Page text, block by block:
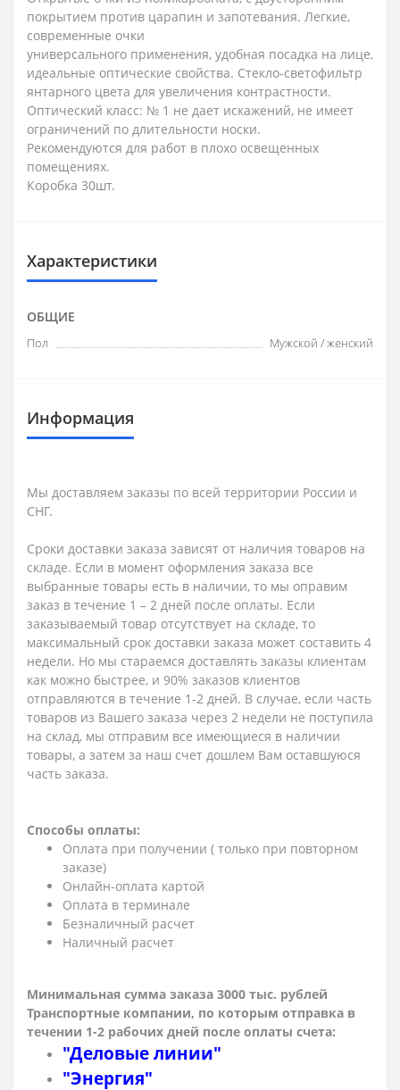
покрытием против царапин и запотевания. Легкие,
современные очки
универсального применения, удобная посадка на лице,
идеальные оптические свойства. Стекло-светофильтр
янтарного цвета для увеличения контрастности.
Оптический класс: № 1 не дает искажений, не имеет
ограничений по длительности носки.
Рекомендуются для работ в плохо освещенных
помещениях.
Коробка 30шт.
Характеристики
ОБЩИЕ
Пол Мужской / женский
Информация
Мы доставляем заказы по всей территории России и
СНГ.
Сроки доставки заказа зависят от наличия товаров на
складе. Если в момент оформления заказа все
выбранные товары есть в наличии, то мы оправим
заказ в течение 1 – 2 дней после оплаты. Если
заказываемый товар отсутствует на складе, то
максимальный срок доставки заказа может составить 4
недели. Но мы стараемся доставлять заказы клиентам
как можно быстрее, и 90% заказов клиентов
отправляются в течение 1-2 дней. В случае, если часть
товаров из Вашего заказа через 2 недели не поступила
на склад, мы отправим все имеющиеся в наличии
товары, а затем за наш счет дошлем Вам оставшуюся
часть заказа.
Способы оплаты:
Оплата при получении ( только при повторном
заказе)
Онлайн-оплата картой
Оплата в терминале
Безналичный расчет
Наличный расчет
Минимальная сумма заказа 3000 тыс. рублей
Транспортные компании, по которым отправка в
течении 1-2 рабочих дней после оплаты счета:
"Деловые линии"
"Энергия"